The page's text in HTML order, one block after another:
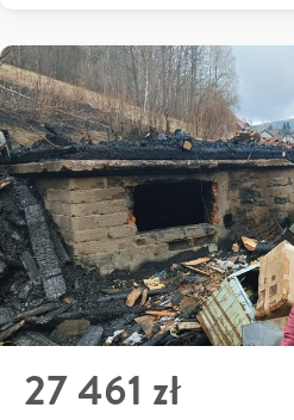
27 461 zł